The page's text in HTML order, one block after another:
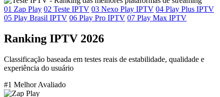
01 Zap Play 02 Teste IPTV 03 Nexo Play IPTV 04 Play Plus IPTV
05 Play Brasil IPTV 06 Play Pro IPTV 07 Play Max IPTV
Ranking IPTV 2026
Classificação baseada em testes reais de estabilidade, qualidade e
experiência do usuário
#1 Melhor Avaliado